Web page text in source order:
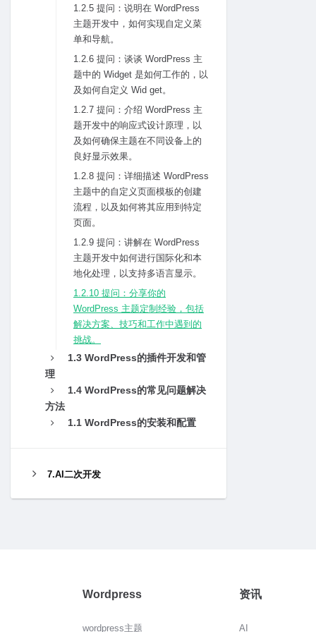
1.2.5 提问：说明在 WordPress
主题开发中，如何实现⾃定义菜
单和导航。
1.2.6 提问：谈谈 WordPress 主
题中的 Widget 是如何⼯作的，以
及如何⾃定义 Wid get。
1.2.7 提问：介绍 WordPress 主
题开发中的响应式设计原理，以
及如何确保主题在不同设备上的
良好显⽰效果。
1.2.8 提问：详细描述 WordPress
主题中的⾃定义页⾯模板的创建
流程，以及如何将其应⽤到特定
页⾯。
1.2.9 提问：讲解在 WordPress
主题开发中如何进⾏国际化和本
地化处理，以⽀持多语⾔显⽰。
1.2.10 提问：分享你的
WordPress 主题定制经验，包括
解决⽅案、技巧和⼯作中遇到的
挑战。
1.3 WordPress的插件开发和管
理
1.4 WordPress的常见问题解决
⽅法
1.1 WordPress的安装和配置
7.AI二次开发
Wordpress
wordpress主题
资讯
AI